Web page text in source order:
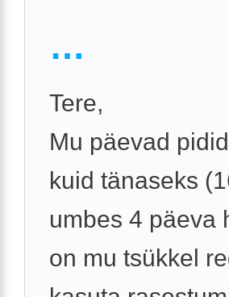
…
Tere,
Mu päevad
kuid tänaseks
umbes 4 päeva
on mu tsükkel